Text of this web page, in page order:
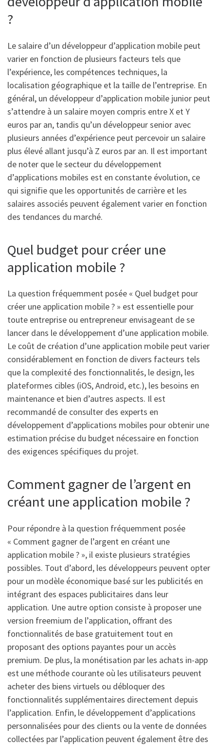
?
Le salaire d’un développeur d’application mobile peut
varier en fonction de plusieurs facteurs tels que
l’expérience, les compétences techniques, la
localisation géographique et la taille de l’entreprise. En
général, un développeur d’application mobile junior peut
s’attendre à un salaire moyen compris entre X et Y
euros par an, tandis qu’un développeur senior avec
plusieurs années d’expérience peut percevoir un salaire
plus élevé allant jusqu’à Z euros par an. Il est important
de noter que le secteur du développement
d’applications mobiles est en constante évolution, ce
qui signifie que les opportunités de carrière et les
salaires associés peuvent également varier en fonction
des tendances du marché.
Quel budget pour créer une
application mobile ?
La question fréquemment posée « Quel budget pour
créer une application mobile ? » est essentielle pour
toute entreprise ou entrepreneur envisageant de se
lancer dans le développement d’une application mobile.
Le coût de création d’une application mobile peut varier
considérablement en fonction de divers facteurs tels
que la complexité des fonctionnalités, le design, les
plateformes cibles (iOS, Android, etc.), les besoins en
maintenance et bien d’autres aspects. Il est
recommandé de consulter des experts en
développement d’applications mobiles pour obtenir une
estimation précise du budget nécessaire en fonction
des exigences spécifiques du projet.
Comment gagner de l’argent en
créant une application mobile ?
Pour répondre à la question fréquemment posée
« Comment gagner de l’argent en créant une
application mobile ? », il existe plusieurs stratégies
possibles. Tout d’abord, les développeurs peuvent opter
pour un modèle économique basé sur les publicités en
intégrant des espaces publicitaires dans leur
application. Une autre option consiste à proposer une
version freemium de l’application, offrant des
fonctionnalités de base gratuitement tout en
proposant des options payantes pour un accès
premium. De plus, la monétisation par les achats in-app
est une méthode courante où les utilisateurs peuvent
acheter des biens virtuels ou débloquer des
fonctionnalités supplémentaires directement depuis
l’application. Enfin, le développement d’applications
personnalisées pour des clients ou la vente de données
collectées par l’application peuvent également être des